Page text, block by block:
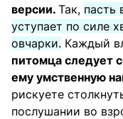
версии. Так, пасть
уступает по силе
овчарки. Каждый
питомца следует
ему умственную
рискуете
послушании во